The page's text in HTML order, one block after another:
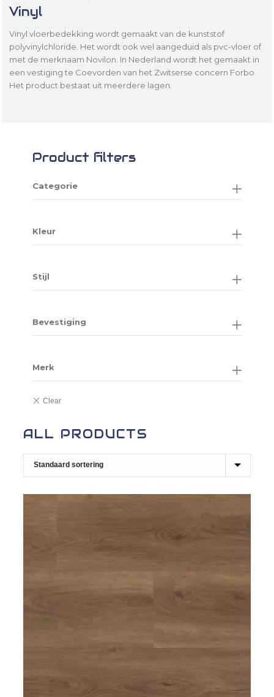
Vinyl
Vinyl vloerbedekking wordt gemaakt van de kunststof
polyvinylchloride. Het wordt ook wel aangeduid als pvc-vloer of
met de merknaam Novilon. In Nederland wordt het gemaakt in
een vestiging te Coevorden van het Zwitserse concern Forbo.
Het product bestaat uit meerdere lagen.
Product filters
Categorie
Kleur
Stijl
Bevestiging
Merk
ALL PRODUCTS